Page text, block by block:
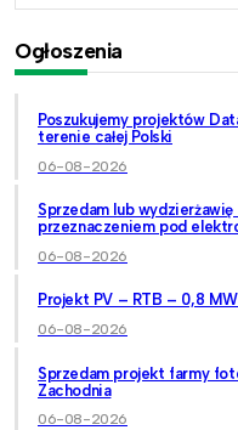
Ogłoszenia
Poszukujemy projektów
terenie całej Polski
06-08-2026
Sprzedam lub
przeznaczeniem pod
06-08-2026
Projekt PV – RTB – 0,8
06-08-2026
Sprzedam projekt farmy
Zachodnia
06-08-2026